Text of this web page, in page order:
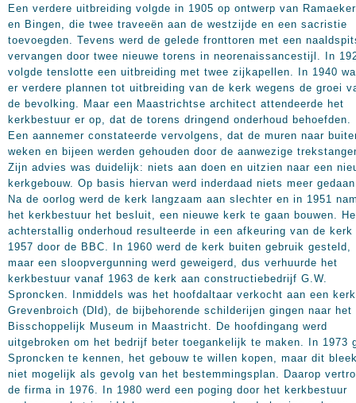
Een verdere uitbreiding volgde in 1905 op ontwerp van
en Bingen, die twee traveeën aan de westzijde en een sacristie
toevoegden. Tevens werd de gelede fronttoren met een
vervangen door twee nieuwe torens in neorenaissancestijl. In
volgde tenslotte een uitbreiding met twee zijkapellen. In 1940
er verdere plannen tot uitbreiding van de kerk wegens de groei
de bevolking. Maar een Maastrichtse architect attendeerde het
kerkbestuur er op, dat de torens dringend onderhoud behoefden.
Een aannemer constateerde vervolgens, dat de muren naar
weken en bijeen werden gehouden door de aanwezige
Zijn advies was duidelijk: niets aan doen en uitzien naar een
kerkgebouw. Op basis hiervan werd inderdaad niets meer
Na de oorlog werd de kerk langzaam aan slechter en in 1951
het kerkbestuur het besluit, een nieuwe kerk te gaan bouwen.
achterstallig onderhoud resulteerde in een afkeuring van de kerk
1957 door de BBC. In 1960 werd de kerk buiten gebruik gesteld,
maar een sloopvergunning werd geweigerd, dus verhuurde het
kerkbestuur vanaf 1963 de kerk aan constructiebedrijf G.W.
Sproncken. Inmiddels was het hoofdaltaar verkocht aan een
Grevenbroich (Dld), de bijbehorende schilderijen gingen naar het
Bisschoppelijk Museum in Maastricht. De hoofdingang werd
uitgebroken om het bedrijf beter toegankelijk te maken. In 1973
Sproncken te kennen, het gebouw te willen kopen, maar dit
niet mogelijk als gevolg van het bestemmingsplan. Daarop
de firma in 1976. In 1980 werd een poging door het kerkbestuur